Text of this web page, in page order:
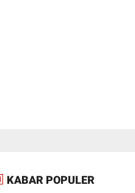
KABAR POPULER